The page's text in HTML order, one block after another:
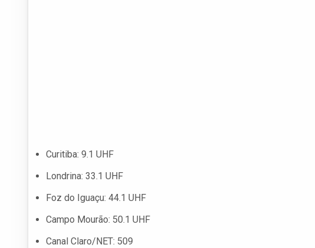
Curitiba: 9.1 UHF
Londrina: 33.1 UHF
Foz do Iguaçu: 44.1 UHF
Campo Mourão: 50.1 UHF
Canal Claro/NET: 509